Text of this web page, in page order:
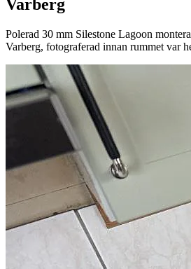
Varberg
Polerad 30 mm Silestone Lagoon
Varberg, fotograferad innan rummet var